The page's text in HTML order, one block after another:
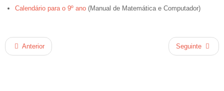
Calendário para o 9º ano (Manual de Matemática e Computador)
Anterior Seguinte